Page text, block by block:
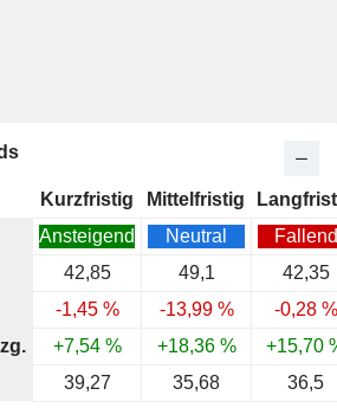
Kurzfristig Mittelfristig
Ansteigend Neutral
Fallend
42,85 49,1
42,35
-1,45 % -13,99 %
-0,28 %
+7,54 % +18,36 %
+15,70
39,27 35,68 36,5